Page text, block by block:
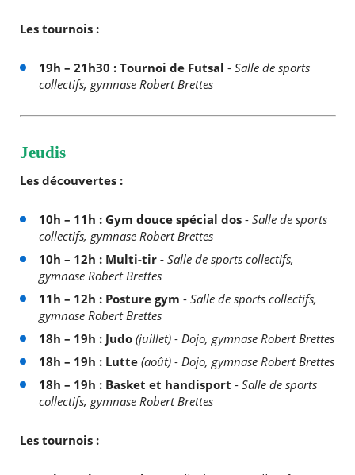
Les tournois :
19h – 21h30 : Tournoi de Futsal -Salle de sports
collectifs, gymnase Robert Brettes
Jeudis
Les découvertes :
10h – 11h : Gym douce spécial dos-Salle de sports
collectifs, gymnase Robert Brettes
10h – 12h : Multi-tir -Salle de sports collectifs,
gymnase Robert Brettes
11h – 12h : Posture gym -Salle de sports collectifs,
gymnase Robert Brettes
18h – 19h : Judo (juillet)-Dojo, gymnase Robert Brettes
18h – 19h : Lutte (août)-Dojo, gymnase Robert Brettes
18h – 19h : Basket et handisport -Salle de sports
collectifs, gymnase Robert Brettes
Les tournois :